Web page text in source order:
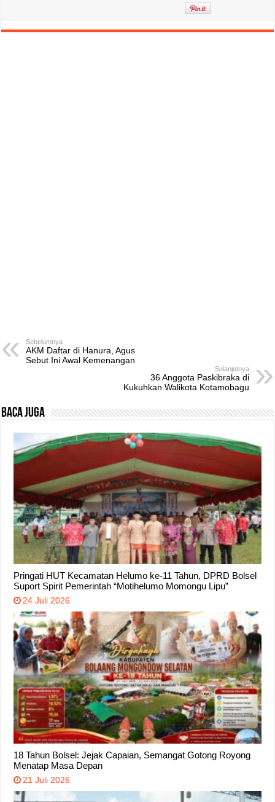
Sebelumnya
AKM Daftar di Hanura, Agus
Sebut Ini Awal Kemenangan
Selanjutnya
36 Anggota Paskibraka di
Kukuhkan Walikota Kotamobagu
Baca Juga
Pringati HUT Kecamatan Helumo ke-11 Tahun, DPRD Bolsel
Suport Spirit Pemerintah “Motihelumo Momongu Lipu”
24 Juli 2026
18 Tahun Bolsel: Jejak Capaian, Semangat Gotong Royong
Menatap Masa Depan
21 Juli 2026